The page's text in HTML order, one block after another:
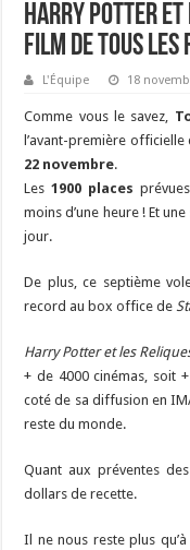
Harry Potter et
film de tous les
L'Équipe 18
Comme vous le savez,
l’avant-première officielle
22 novembre.
Les1900 places
moins d’une heure ! Et
jour.
De plus, ce septième
record au box office de
Harry Potter et les
+ de 4000 cinémas, soit
coté de sa diffusion en
reste du monde.
Quant aux préventes
dollars de recette.
Il ne nous reste plus